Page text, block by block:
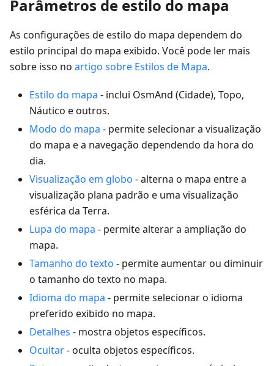
Parâmetros de estilo do mapa
As configurações de estilo do mapa dependem do
estilo principal do mapa exibido. Você pode ler mais
sobre isso no artigo sobre Estilos de Mapa.
Estilo do mapa - inclui OsmAnd (Cidade), Topo,
Náutico e outros.
Modo do mapa - permite selecionar a visualização
do mapa e a navegação dependendo da hora do
dia.
Visualização em globo - alterna o mapa entre a
visualização plana padrão e uma visualização
esférica da Terra.
Lupa do mapa - permite alterar a ampliação do
mapa.
Tamanho do texto - permite aumentar ou diminuir
o tamanho do texto no mapa.
Idioma do mapa - permite selecionar o idioma
preferido exibido no mapa.
Detalhes - mostra objetos específicos.
Ocultar- oculta objetos específicos.